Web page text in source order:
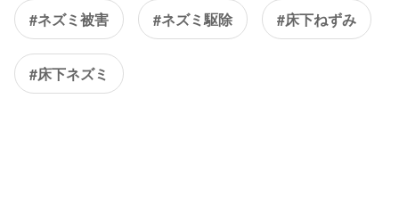
#ネズミ被害 #ネズミ駆除 #床下ねずみ
#床下ネズミ